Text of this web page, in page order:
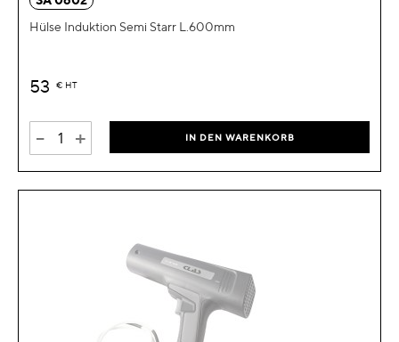
Hülse Induktion Semi Starr L.600mm
53 € HT
- + IN DEN WARENKORB